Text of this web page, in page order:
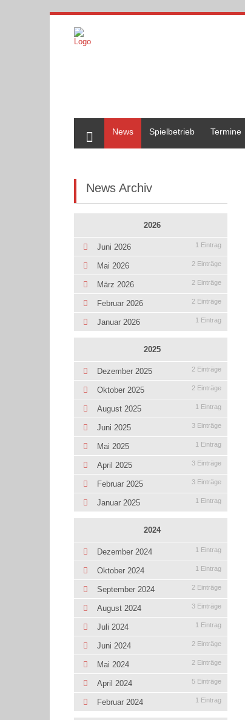
News
Spielbetrieb Termine
News Archiv
2026
Juni 2026 1 Eintrag
Mai 2026 2 Einträge
März 2026 2 Einträge
Februar 2026 2 Einträge
Januar 2026 1 Eintrag
2025
Dezember 2025 2 Einträge
Oktober 2025 2 Einträge
August 2025 1 Eintrag
Juni 2025 3 Einträge
Mai 2025 1 Eintrag
April 2025 3 Einträge
Februar 2025 3 Einträge
Januar 2025 1 Eintrag
2024
Dezember 2024 1 Eintrag
Oktober 2024 1 Eintrag
September 2024 2 Einträge
August 2024 3 Einträge
Juli 2024 1 Eintrag
Juni 2024 2 Einträge
Mai 2024 2 Einträge
April 2024 5 Einträge
Februar 2024 1 Eintrag